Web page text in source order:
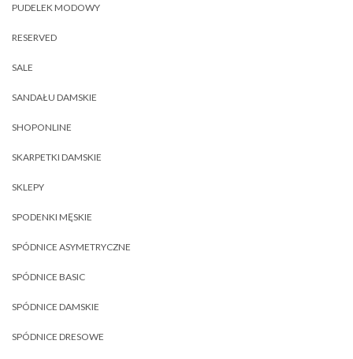
PUDELEK MODOWY
RESERVED
SALE
SANDAŁU DAMSKIE
SHOPONLINE
SKARPETKI DAMSKIE
SKLEPY
SPODENKI MĘSKIE
SPÓDNICE ASYMETRYCZNE
SPÓDNICE BASIC
SPÓDNICE DAMSKIE
SPÓDNICE DRESOWE